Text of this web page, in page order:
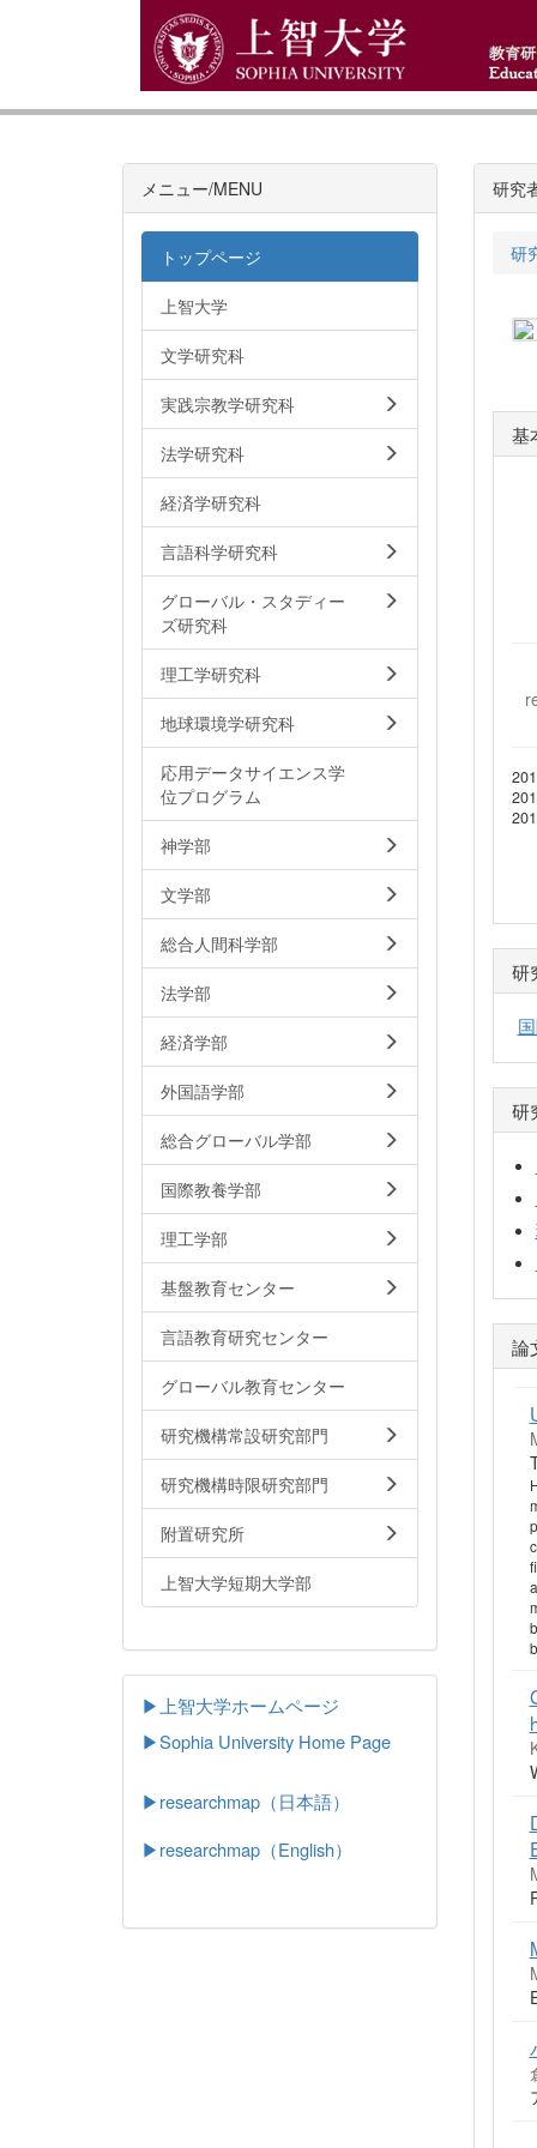
研究
研
基
研
研
論
メニュー/MENU
トップページ
上智大学
文学研究科
実践宗教学研究科
法学研究科
経済学研究科
言語科学研究科
グローバル・スタディー
ズ研究科
理工学研究科
地球環境学研究科
応用データサイエンス学
位プログラム
神学部
文学部
総合人間科学部
法学部
経済学部
外国語学部
総合グローバル学部
国際教養学部
理工学部
基盤教育センター
言語教育研究センター
グローバル教育センター
研究機構常設研究部門
研究機構時限研究部門
附置研究所
上智大学短期大学部
▶上智大学ホームページ
▶Sophia University Home Page
▶researchmap（日本語）
▶researchmap（English）